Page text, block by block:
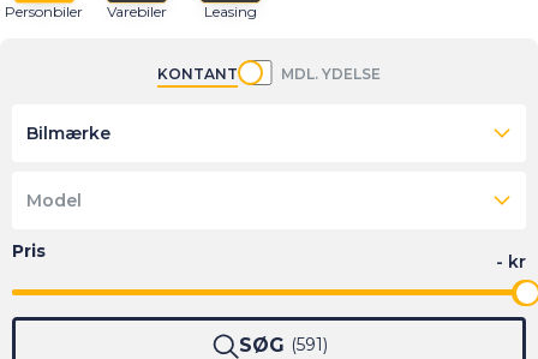
Personbiler Varebiler Leasing
KONTANT MDL. YDELSE
Bilmærke
Model
SØG 591